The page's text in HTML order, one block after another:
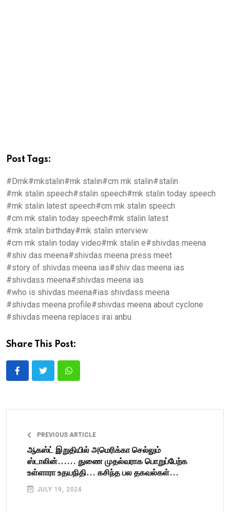
Post Tags:
#Dmk#mkstalin#mk stalin#cm mk stalin#stalin
#mk stalin speech#stalin speech#mk stalin today speech
#mk stalin latest speech#cm mk stalin speech
#cm mk stalin today speech#mk stalin latest
#mk stalin birthday#mk stalin interview
#cm mk stalin today video#mk stalin e#shivdas meena
#shiv das meena#shivdas meena press meet
#story of shivdas meena ias#shiv das meena ias
#shivdass meena#shivdas meena ias
#who is shivdas meena#ias shivdass meena
#shivdas meena profile#shivdas meena about cyclone
#shivdas meena replaces irai anbu
Share This Post:
PREVIOUS ARTICLE
ஆகஸ்ட் இறுதியில் அமெரிக்கா செல்லும்
ஸ்டாலின்...... துணை முதல்வராக பொறுப்பேற்க
உள்ளாரா உதயநிதி... கசிந்த பல தகவல்கள்...
JULY 19, 2024